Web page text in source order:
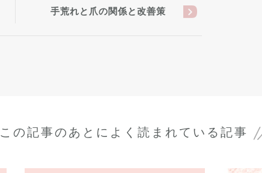
手荒れと爪の関係と改善策
この記事のあとに よく読まれている記事